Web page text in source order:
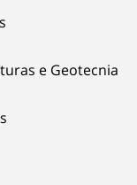
e Geotecnia